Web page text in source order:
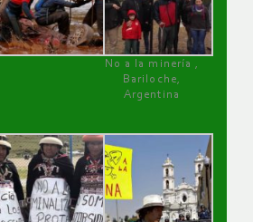
No a la minería ,
Bariloche,
Argentina